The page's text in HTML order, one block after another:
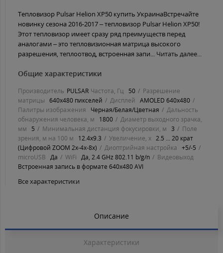
Тепловизор Pulsar Helion XP50 купить УкраинаВстречайте
новинку сезона 2016-2017 – тепловизор Pulsar Helion XP50!
Этот тепловизор имеет сразу ряд преимуществ перед
аналогами – это тепловизионная матрица высокого
разрешения, теплоотвод, встроенная запи... Читать далее...
Общие характеристики
Производитель PULSAR Частота, Гц 50
Разрешение
матрицы 640x480 пикселей Дисплей AMOLED 640x480
Палитры изображения
Черная/Белая/Цветная
Дальность
обнаружения человека, м
1800
Диаметр выходного зрачка,
мм
5 Минимальная дистанция фокусировки, м 3
Поле
зрения, м на 100 м
12.4x9.3 Увеличение, х 2.5 ... 20 крат
(Цифровой ZOOM 2х-4х-8x)
Диоптрийная настройка +5/-5
microUSB Да WiFi Да, 2.4 GHz 802.11 b/g/n
Видеовыход
Встроенная запись в формате 640x480 AVI
Все характеристики
Описание
Характеристики